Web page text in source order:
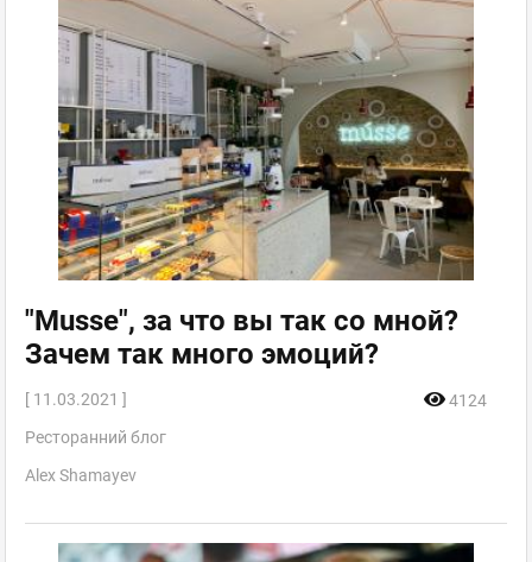
"Musse", за что вы так со мной?
Зачем так много эмоций?
[ 11.03.2021 ]
4124
Ресторанний блог
Alex Shamayev